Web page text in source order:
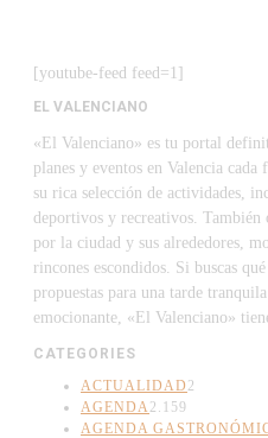
[youtube-feed feed=1]
EL VALENCIANO
«El Valenciano» es tu portal
planes y eventos en Valencia
su rica selección de actividades,
deportivos y recreativos. También
por la ciudad y sus alrededores,
rincones escondidos. Si buscas
propuestas para una tarde
emocionante, «El Valenciano»
CATEGORIES
ACTUALIDAD 2
AGENDA 2.159
AGENDA